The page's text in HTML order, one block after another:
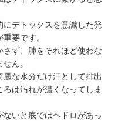
デトックスを意識した発
要です。
ず、肺をそれほど使わな
ん。
な水分だけ汗として排出
は汚れが濃くなってしま
いと底ではヘドロがあっ